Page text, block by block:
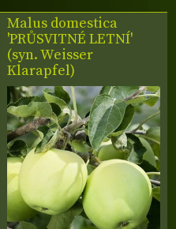
Malus domestica
'PRŮSVITNÉ LETNÍ'
(syn. Weisser
Klarapfel)